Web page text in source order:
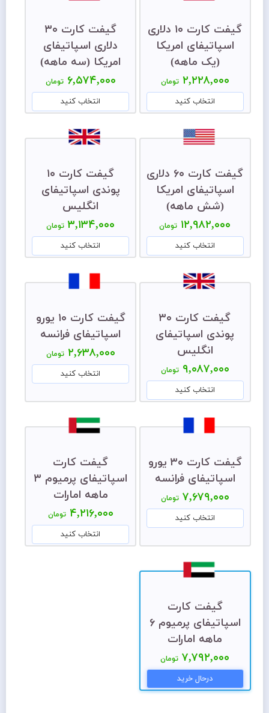
گیفت کارت ۱۰ دلاری
اسپاتیفای امریکا
(یک ماهه)
۲,۲۲۸,۰۰۰ تومان
انتخاب کنید
گیفت کارت ۳۰
دلاری اسپاتیفای
امریکا (سه ماهه)
۶,۵۷۴,۰۰۰ تومان
انتخاب کنید
گیفت کارت ۶۰ دلاری
اسپاتیفای امریکا
(شش ماهه)
۱۲,۹۸۲,۰۰۰ تومان
انتخاب کنید
گیفت کارت ۱۰
پوندی اسپاتیفای
انگلیس
۳,۱۳۴,۰۰۰ تومان
انتخاب کنید
گیفت کارت ۳۰
پوندی اسپاتیفای
انگلیس
۹,۰۸۷,۰۰۰ تومان
انتخاب کنید
گیفت کارت ۱۰ یورو
اسپاتیفای فرانسه
۲,۶۳۸,۰۰۰ تومان
انتخاب کنید
گیفت کارت ۳۰ یورو
اسپاتیفای فرانسه
۷,۶۷۹,۰۰۰ تومان
انتخاب کنید
گیفت کارت
اسپاتیفای پرمیوم ۳
ماهه امارات
۴,۲۱۶,۰۰۰ تومان
انتخاب کنید
گیفت کارت
اسپاتیفای پرمیوم ۶
ماهه امارات
۷,۷۹۲,۰۰۰ تومان
درحال خرید